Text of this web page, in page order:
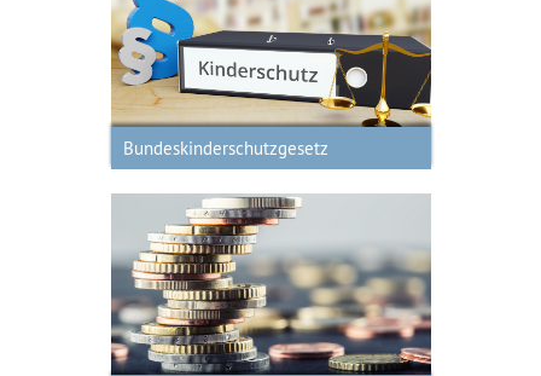
Bundeskinderschutzgesetz
Bundeskinderschutzgesetz
Fördermöglichkeiten für
Jugendarbeit im Landkreis